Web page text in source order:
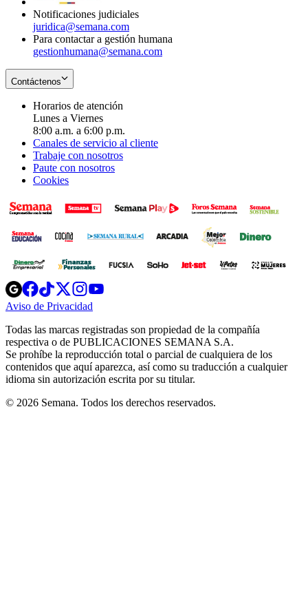
Notificaciones judiciales
juridica@semana.com
Para contactar a gestión humana
gestionhumana@semana.com
Contáctenos
Horarios de atención
Lunes a Viernes
8:00 a.m. a 6:00 p.m.
Canales de servicio al cliente
Trabaje con nosotros
Paute con nosotros
Cookies
Opens
in
new
Opens
in
new
Opens
in
new
window
Opens
new
windowwindow
Aviso de Privacidad
new
window
Todas las marcas registradas son propiedad de la compañía
respectiva o de PUBLICACIONES SEMANA S.A.
Se prohíbe la reproducción total o parcial de cualquiera de los
contenidos que aquí aparezca, así como su traducción a cualquier
idioma sin autorización escrita por su titular.
© 2026 Semana. Todos los derechos reservados.